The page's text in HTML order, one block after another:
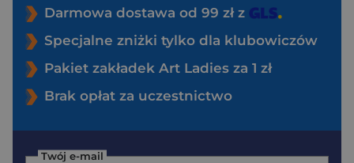
Darmowa dostawa od 99 zł z
Specjalne zniżki tylko dla klubowiczów
Pakiet zakładek Art Ladies za 1 zł
Brak opłat za uczestnictwo
Twój e-mail